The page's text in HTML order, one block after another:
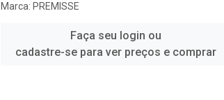
Marca: PREMISSE
Faça seu login ou
cadastre-se para ver preços e comprar